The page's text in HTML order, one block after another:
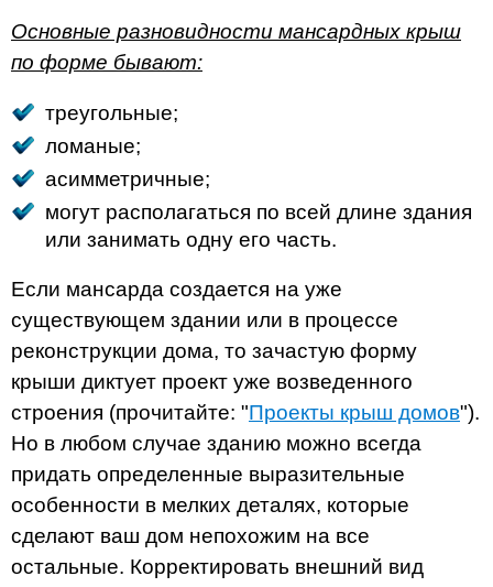
Основные разновидности мансардных крыш
по форме бывают:
треугольные;
ломаные;
асимметричные;
могут располагаться по всей длине здания
или занимать одну его часть.
Если мансарда создается на уже
существующем здании или в процессе
реконструкции дома, то зачастую форму
крыши диктует проект уже возведенного
строения (прочитайте: "Проекты крыш домов").
Но в любом случае зданию можно всегда
придать определенные выразительные
особенности в мелких деталях, которые
сделают ваш дом непохожим на все
остальные. Корректировать внешний вид